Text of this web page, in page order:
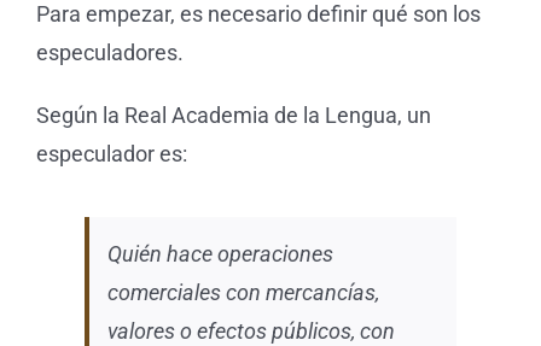
Para empezar, es necesario definir qué son los
especuladores.
Según la Real Academia de la Lengua, un
especulador es:
Quién hace operaciones
comerciales con mercancías,
valores o efectos públicos, con